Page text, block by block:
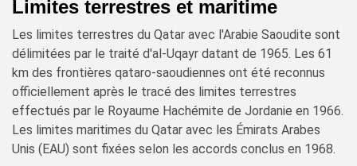
Limites terrestres et maritime
Les limites terrestres du Qatar avec l'Arabie Saoudite sont
délimitées par le traité d'al-Uqayr datant de 1965. Les 61
km des frontières qataro-saoudiennes ont été reconnus
officiellement après le tracé des limites terrestres
effectués par le Royaume Hachémite de Jordanie en 1966.
Les limites maritimes du Qatar avec les Émirats Arabes
Unis (EAU) sont fixées selon les accords conclus en 1968.